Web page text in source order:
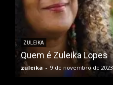
ZULEIKA
Quem é Zuleika Lopes
zuleika - 9 de novembro de 2023